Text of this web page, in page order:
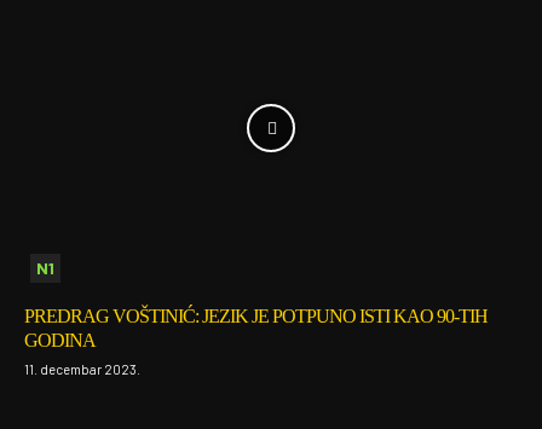
N1
PREDRAG VOŠTINIĆ: JEZIK JE POTPUNO ISTI KAO 90-TIH
GODINA
11. decembar 2023.